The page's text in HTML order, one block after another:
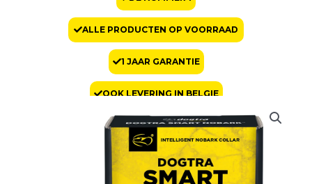
ALLE PRODUCTEN OP VOORRAAD
1 JAAR GARANTIE
OOK LEVERING IN BELGIE